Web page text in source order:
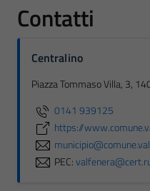
Contatti
Centralino
Piazza Tommaso Villa, 3,
0141 939125
https://
PEC: